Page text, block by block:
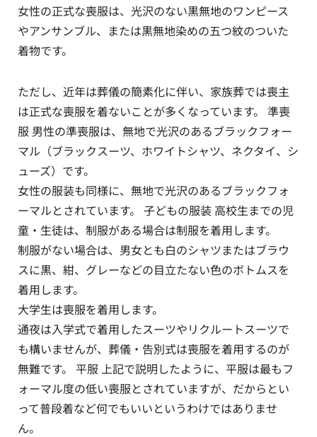
女性の正式な喪服は、光沢のない黒無地のワンピース
やアンサンブル、または黒無地染めの五つ紋のついた
着物です。
ただし、近年は葬儀の簡素化に伴い、家族葬では喪主
は正式な喪服を着ないことが多くなっています。 準喪
服 男性の準喪服は、無地で光沢のあるブラックフォー
マル（ブラックスーツ、ホワイトシャツ、ネクタイ、シ
ューズ）です。
女性の服装も同様に、無地で光沢のあるブラックフォ
ーマルとされています。 子どもの服装 高校生までの児
童・生徒は、制服がある場合は制服を着用します。
制服がない場合は、男女とも白のシャツまたはブラウ
スに黒、紺、グレーなどの目立たない色のボトムスを
着用します。
大学生は喪服を着用します。
通夜は入学式で着用したスーツやリクルートスーツで
も構いませんが、葬儀・告別式は喪服を着用するのが
無難です。 平服 上記で説明したように、平服は最もフ
ォーマル度の低い喪服とされていますが、だからとい
って普段着など何でもいいというわけではありませ
ん。